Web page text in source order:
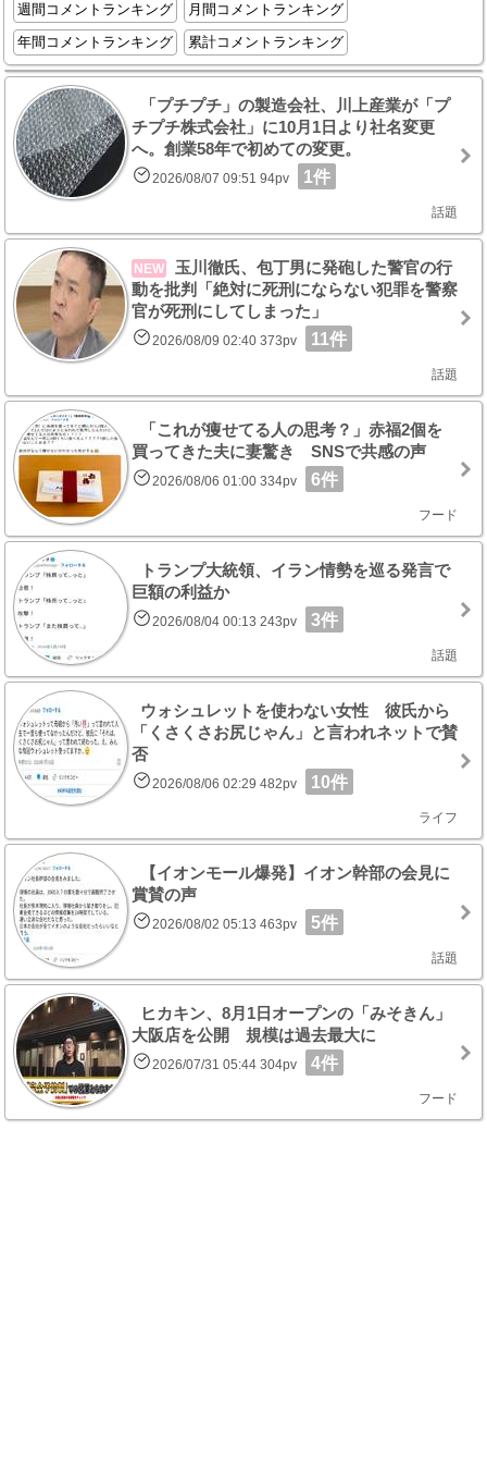
週間コメントランキング
月間コメントランキング
年間コメントランキング
累計コメントランキング
「プチプチ」の製造会社、川上産業が「プ
チプチ株式会社」に10月1日より社名変更
へ。創業58年で初めての変更。
2026/08/07 09:51 94pv 1件
話題
NEW
玉川徹氏、包丁男に発砲した警官の行
動を批判「絶対に死刑にならない犯罪を警察
官が死刑にしてしまった」
2026/08/09 02:40 373pv 11件
話題
「これが痩せてる人の思考？」赤福2個を
買ってきた夫に妻驚き SNSで共感の声
2026/08/06 01:00 334pv 6件
フード
トランプ大統領、イラン情勢を巡る発言で
巨額の利益か
2026/08/04 00:13 243pv 3件
話題
ウォシュレットを使わない女性 彼氏から
「くさくさお尻じゃん」と言われネットで賛
否
2026/08/06 02:29 482pv 10件
ライフ
【イオンモール爆発】イオン幹部の会見に
賞賛の声
2026/08/02 05:13 463pv 5件
話題
ヒカキン、8月1日オープンの「みそきん」
大阪店を公開 規模は過去最大に
2026/07/31 05:44 304pv 4件
フード